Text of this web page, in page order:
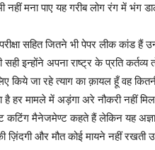
नहीं मना पाए यह गरीब लोग रंग में
सहित जितने भी पेपर लीक
इन्होंने अपना राष्ट्र के प्रति कर्तव्य
किये जा रहे त्याग का क़ायल हूँ वह
है हर मामले में अड़ंगा अरे नौकरी नहीं
कटिंग मैनेजमेण्ट कहते हैं लेकिन यह
ज़िंदगी और मौत कोई मायने नहीं रखती